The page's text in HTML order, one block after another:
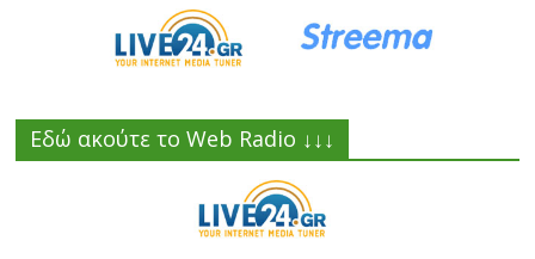
Εδώ ακούτε το Web Radio ↓↓↓